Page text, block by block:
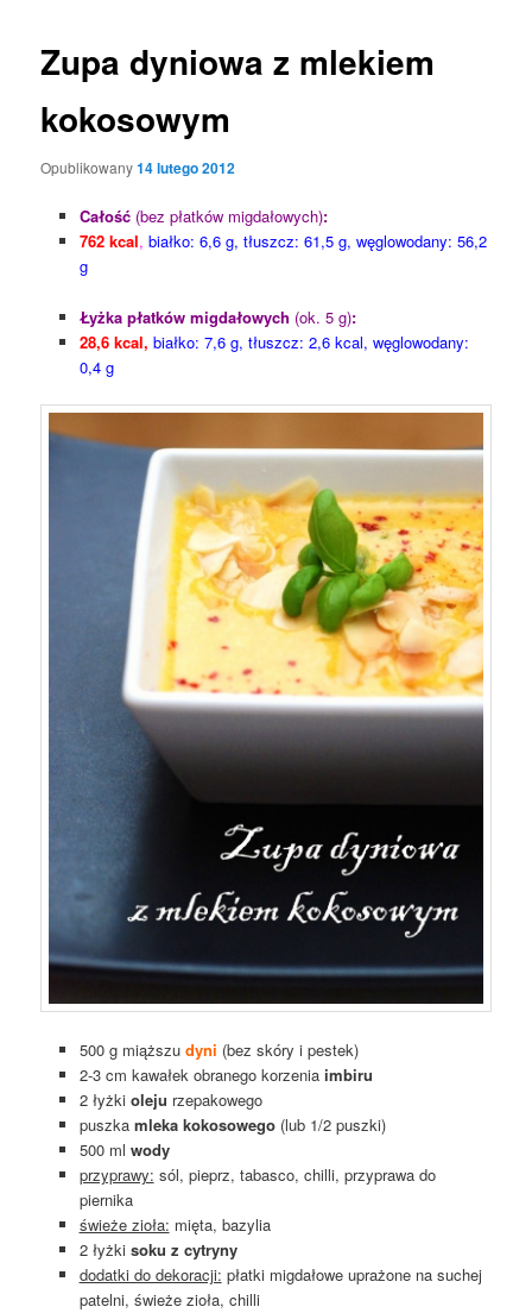
Zupa dyniowa z mlekiem
kokosowym
Opublikowany14 lutego 2012
Całość (bez płatków migdałowych):
762 kcal, białko: 6,6 g, tłuszcz: 61,5 g, węglowodany: 56,2
g
Łyżka płatków migdałowych (ok. 5 g):
28,6 kcal, białko: 7,6 g, tłuszcz: 2,6 kcal, węglowodany:
0,4 g
500 g miąższu dyni (bez skóry i pestek)
2-3 cm kawałek obranego korzenia imbiru
2 łyżki oleju rzepakowego
puszka mleka kokosowego(lub 1/2 puszki)
500 ml wody
przyprawy: sól, pieprz, tabasco, chilli, przyprawa do
piernika
świeże zioła: mięta, bazylia
2 łyżki soku z cytryny
dodatki do dekoracji: płatki migdałowe uprażone na suchej
patelni, świeże zioła, chilli